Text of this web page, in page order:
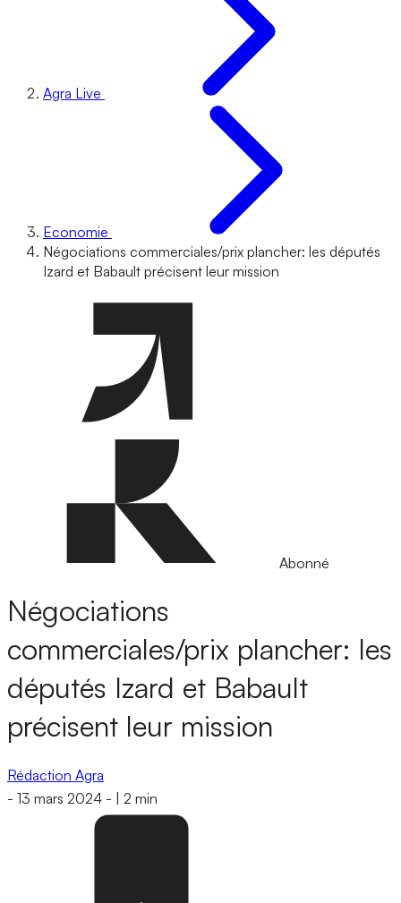
Agra Live
Economie
Négociations commerciales/prix plancher: les députés
Izard et Babault précisent leur mission
Abonné
Négociations
commerciales/prix plancher: les
députés Izard et Babault
précisent leur mission
Rédaction Agra
- 13 mars 2024 - 2 min